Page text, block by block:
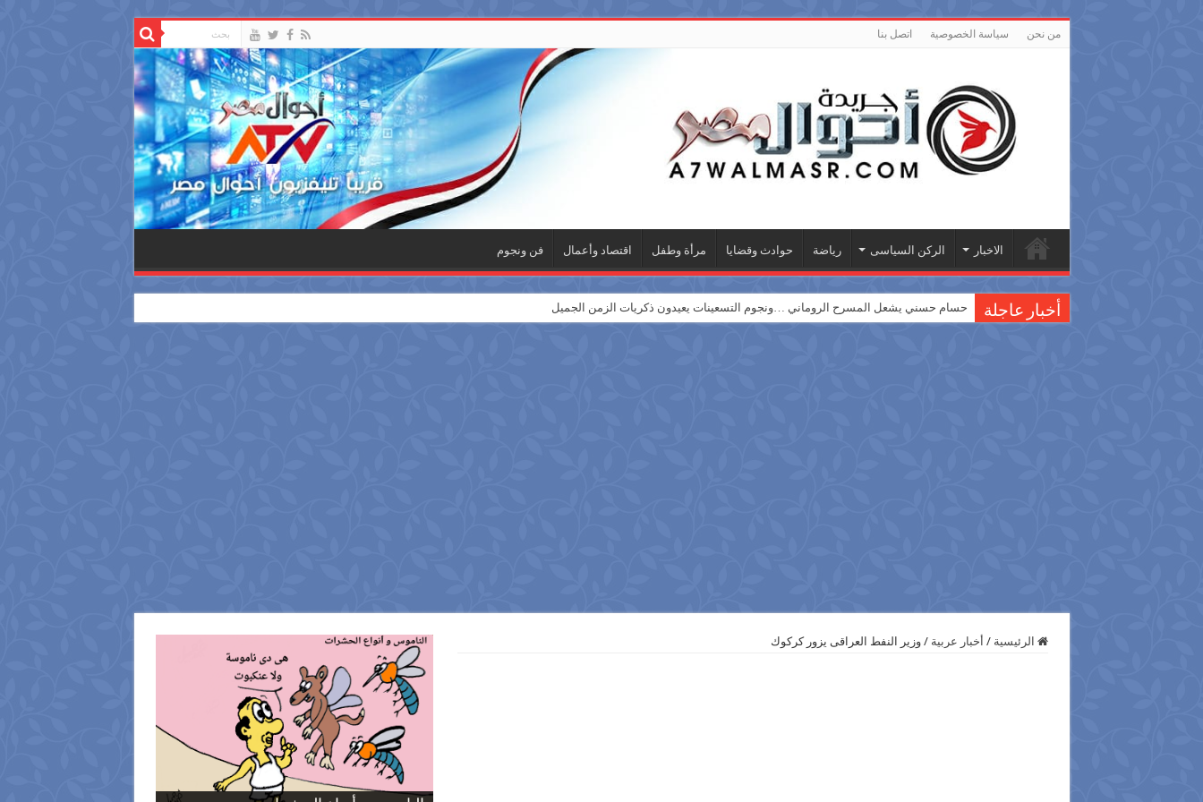
من نحن سياسة الخصوصية اتصل بنا
الاخبار الركن السياسى رياضة حوادث وقضايا مرأة وطفل اقتصاد وأعمال فن ونجوم
أخبار عاجلة حسام حسني يشعل المسرح الروماني …ونجوم التسعينات يعيدون ذكريات الزمن الجميل
الرئيسية / أخبار عربية / وزير النفط العراقى يزور كركوك